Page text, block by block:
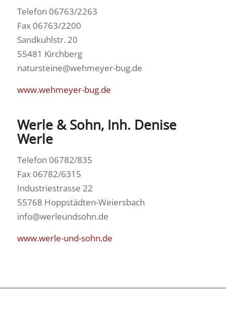
Telefon 06763/2263
Fax 06763/2200
Sandkuhlstr. 20
55481 Kirchberg
natursteine@wehmeyer-bug.de
www.wehmeyer-bug.de
Werle & Sohn, Inh. Denise
Werle
Telefon 06782/835
Fax 06782/6315
Industriestrasse 22
55768 Hoppstädten-Weiersbach
info@werleundsohn.de
www.werle-und-sohn.de